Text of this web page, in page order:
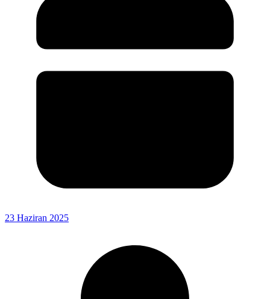
23 Haziran 2025